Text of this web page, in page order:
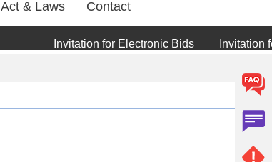
Act & Laws Contact
Invitation for Electronic Bids Invitation